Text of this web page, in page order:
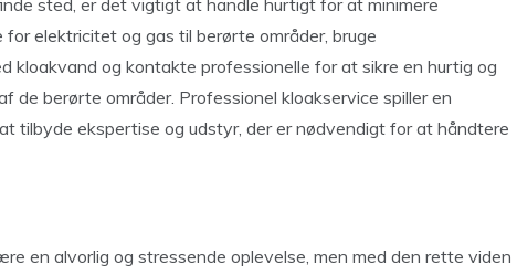
sted, er det vigtigt at handle hurtigt for at minimere
elektricitet og gas til berørte områder, bruge
kloakvand og kontakte professionelle for at sikre en hurtig og
de berørte områder. Professionel kloakservice spiller en
tilbyde ekspertise og udstyr, der er nødvendigt for at håndtere
en alvorlig og stressende oplevelse, men med den rette viden